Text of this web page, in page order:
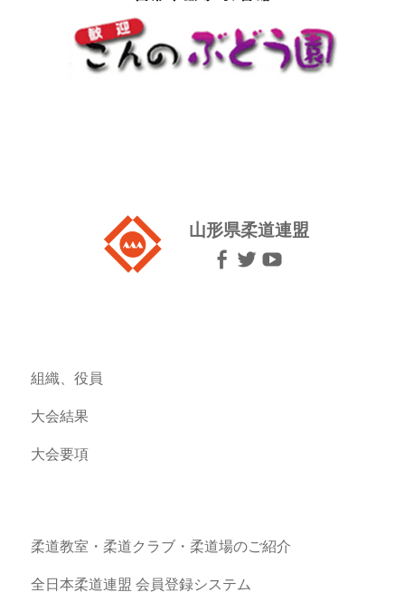
山形県柔道連盟
組織、役員
大会結果
大会要項
柔道教室・柔道クラブ・柔道場のご紹介
全日本柔道連盟 会員登録システム